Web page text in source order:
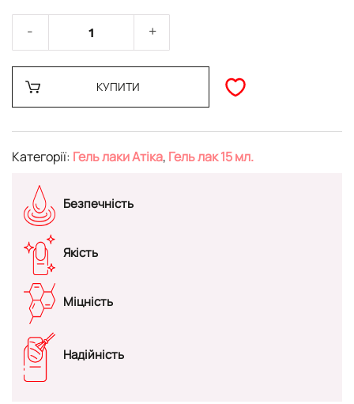
КУПИТИ
Категорії: Гель лаки Атіка, Гель лак 15 мл.
Безпечність
Якість
Міцність
Надійність